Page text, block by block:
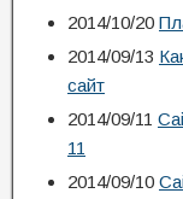
2014/10/20
2014/09/13
сайт
2014/09/11
11
2014/09/10